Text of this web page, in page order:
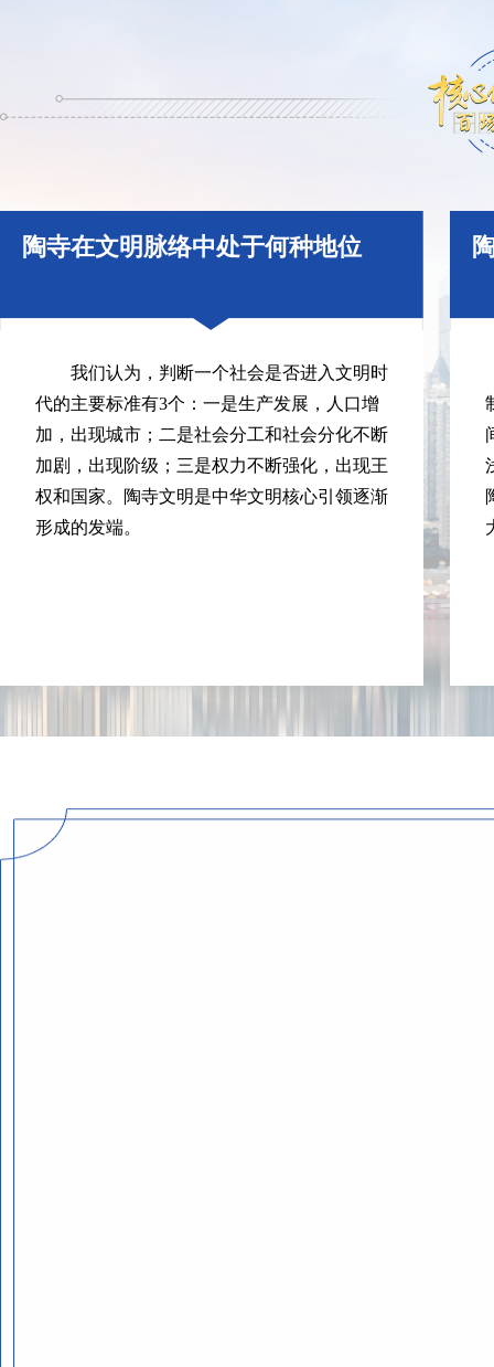
陶寺在文明脉络中处于何种地位
我们认为，判断一个社会是否进入文明时
代的主要标准有3个：一是生产发展，人口增
加，出现城市；二是社会分工和社会分化不断
加剧，出现阶级；三是权力不断强化，出现王
权和国家。陶寺文明是中华文明核心引领逐渐
形成的发端。